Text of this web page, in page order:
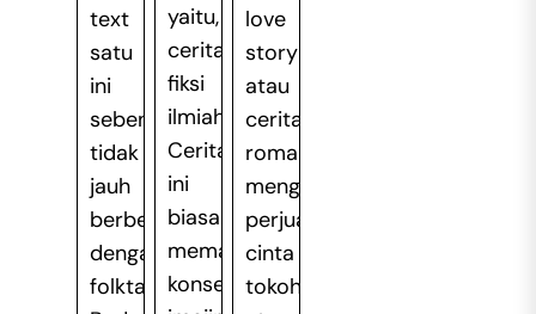
text
satu
ini
sebenarnya
tidak
jauh
berbeda
dengan
folktale.
yaitu,
cerita
fiksi
ilmiah.
Cerita
ini
biasanya
memakai
konsep
love
story
atau
cerita
romantis
mengenai
perjuangan
cinta
tokoh